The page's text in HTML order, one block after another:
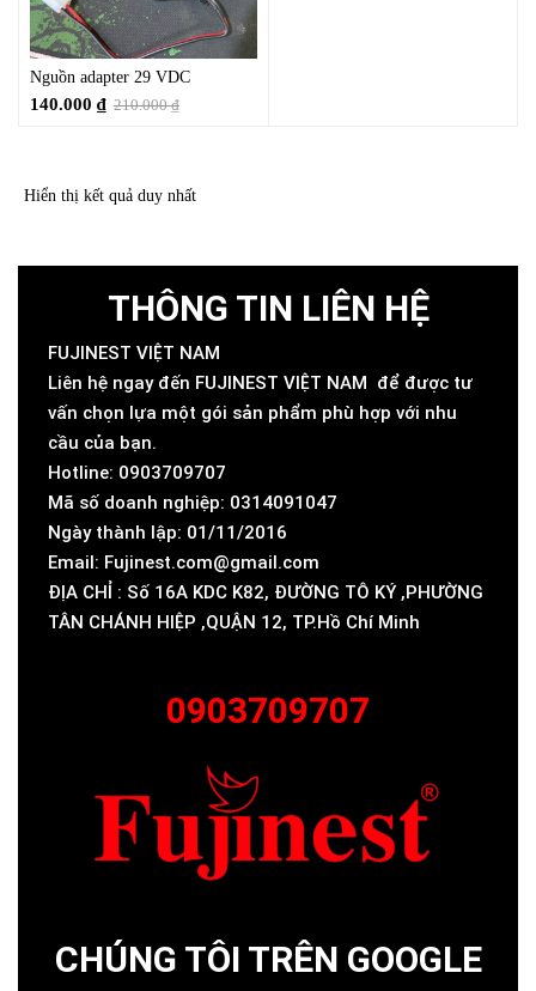
Nguồn adapter 29 VDC
210.000₫
140.000 ₫
Hiển thị kết quả duy nhất
THÔNG TIN LIÊN HỆ
FUJINEST VIỆT NAM
Liên hệ ngay đến FUJINEST VIỆT NAM để được tư
vấn chọn lựa một gói sản phẩm phù hợp với nhu
cầu của bạn.
Hotline: 0903709707
Mã số doanh nghiệp: 0314091047
Ngày thành lập: 01/11/2016
Email: Fujinest.com@gmail.com
ĐỊA CHỈ : Số 16A KDC K82, ĐƯỜNG TÔ KÝ ,PHƯỜNG
TÂN CHÁNH HIỆP ,QUẬN 12, TP.Hồ Chí Minh
0903709707
CHÚNG TÔI TRÊN GOOGLE